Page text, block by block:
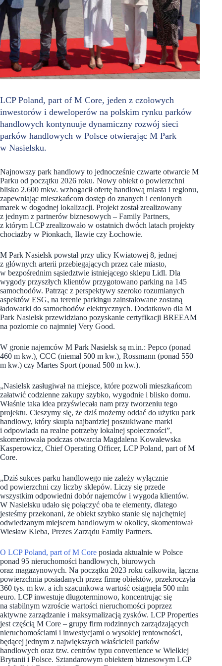
LCP Poland, part of M Core, jeden z czołowych
inwestorów i deweloperów na polskim rynku parków
handlowych kontynuuje dynamiczny rozwój sieci
parków handlowych w Polsce otwierając M Park
w Nasielsku.
Najnowszy park handlowy to jednocześnie czwarte otwarcie M
Parku od początku 2026 roku. Nowy obiekt o powierzchni
blisko 2.600 mkw. wzbogacił ofertę handlową miasta i regionu,
zapewniając mieszkańcom dostęp do znanych i cenionych
marek w dogodnej lokalizacji. Projekt został zrealizowany
z jednym z partnerów biznesowych – Family Partners,
z którym LCP zrealizowało w ostatnich dwóch latach projekty
chociażby w Pionkach, Iławie czy Łochowie.
M Park Nasielsk powstał przy ulicy Kwiatowej 8, jednej
z głównych arterii przebiegających przez całe miasto,
w bezpośrednim sąsiedztwie istniejącego sklepu Lidl. Dla
wygody przyszłych klientów przygotowano parking na 145
samochodów. Patrząc z perspektywy szeroko rozumianych
aspektów ESG, na terenie parkingu zainstalowane zostaną
ładowarki do samochodów elektrycznych. Dodatkowo dla M
Park Nasielsk przewidziano pozyskanie certyfikacji BREEAM
na poziomie co najmniej Very Good.
W gronie najemców M Park Nasielsk są m.in.: Pepco (ponad
460 m kw.), CCC (niemal 500 m kw.), Rossmann (ponad 550
m kw.) czy Martes Sport (ponad 500 m kw.).
„Nasielsk zasługiwał na miejsce, które pozwoli mieszkańcom
załatwić codzienne zakupy szybko, wygodnie i blisko domu.
Właśnie taka idea przyświecała nam przy tworzeniu tego
projektu. Cieszymy się, że dziś możemy oddać do użytku park
handlowy, który skupia najbardziej poszukiwane marki
i odpowiada na realne potrzeby lokalnej społeczności”,
skomentowała podczas otwarcia Magdalena Kowalewska
Kasperowicz, Chief Operating Officer, LCP Poland, part of M
Core.
„Dziś sukces parku handlowego nie zależy wyłącznie
od powierzchni czy liczby sklepów. Liczy się przede
wszystkim odpowiedni dobór najemców i wygoda klientów.
W Nasielsku udało się połączyć oba te elementy, dlatego
jesteśmy przekonani, że obiekt szybko stanie się najchętniej
odwiedzanym miejscem handlowym w okolicy, skomentował
Wiesław Kleba, Prezes Zarządu Family Partners.
O LCP Poland, part of M Core posiada aktualnie w Polsce
ponad 95 nieruchomości handlowych, biurowych
oraz magazynowych. Na początku 2023 roku całkowita, łączna
powierzchnia posiadanych przez firmę obiektów, przekroczyła
360 tys. m kw. a ich szacunkowa wartość osiągnęła 500 mln
euro. LCP inwestuje długoterminowo, koncentrując się
na stabilnym wzroście wartości nieruchomości poprzez
aktywne zarządzanie i maksymalizacją zysków. LCP Properties
jest częścią M Core – grupy firm rodzinnych zarządzających
nieruchomościami i inwestycjami o wysokiej rentowności,
będącej jednym z największych właścicieli parków
handlowych oraz tzw. centrów typu convenience w Wielkiej
Brytanii i Polsce. Sztandarowym obiektem biznesowym LCP